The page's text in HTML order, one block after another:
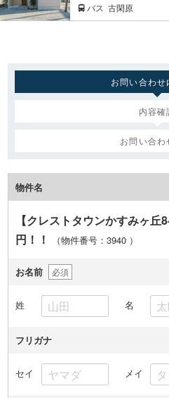
バス 古閑原
お問い合わせ
内容確
お問い合わ
物件名
【クレストタウンかすみヶ丘
円！！
（物件番号：3940 ）
お名前 必須
姓 名
フリガナ
セイ メイ